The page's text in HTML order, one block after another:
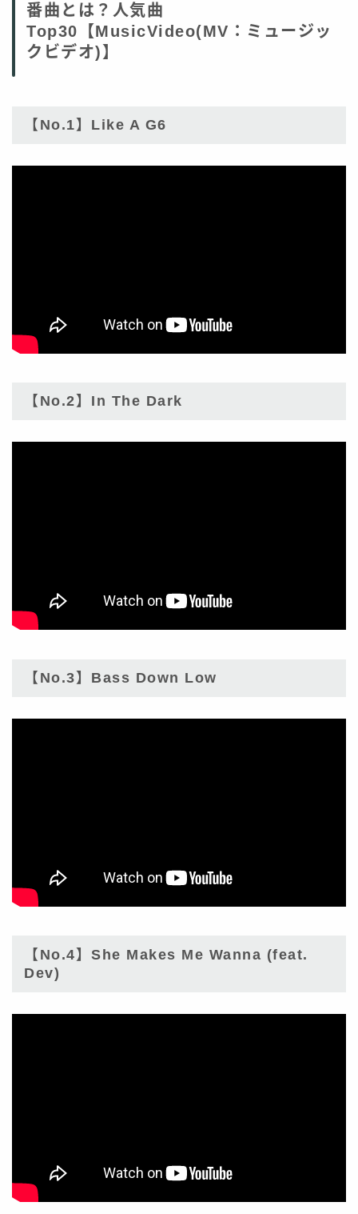
番曲とは？人気曲
Top30【MusicVideo(MV：ミュージッ
クビデオ)】
【No.1】Like A G6
【No.2】In The Dark
【No.3】Bass Down Low
【No.4】She Makes Me Wanna (feat.
Dev)